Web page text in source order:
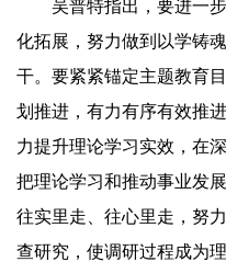
吴普特指出，要进一
化拓展，努力做到以学铸
干。要紧紧锚定主题教育
划推进，有力有序有效推
力提升理论学习实效，在
把理论学习和推动事业发
往实里走、往心里走，努
查研究，使调研过程成为